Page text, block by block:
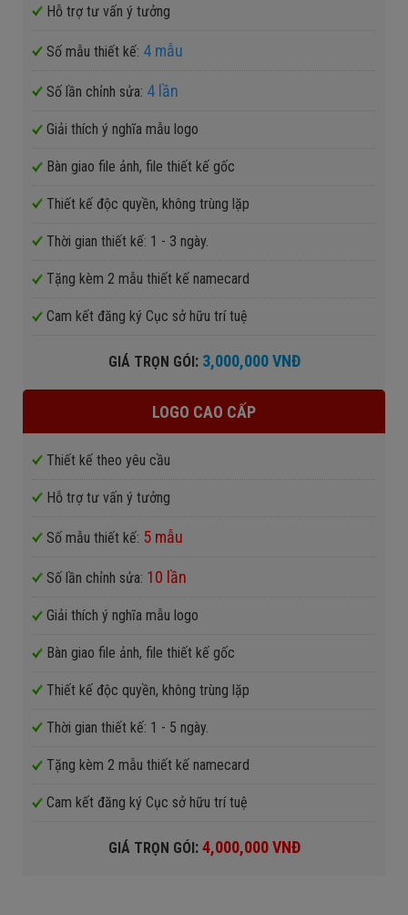
Hỗ trợ tư vấn ý tưởng
Số mẫu thiết kế: 4 mẫu
Số lần chỉnh sửa: 4 lần
Giải thích ý nghĩa mẫu logo
Bàn giao file ảnh, file thiết kế gốc
Thiết kế độc quyền, không trùng lặp
Thời gian thiết kế: 1 - 3 ngày.
Tặng kèm 2 mẫu thiết kế namecard
Cam kết đăng ký Cục sở hữu trí tuệ
GIÁ TRỌN GÓI : 3,000,000 VNĐ
LOGO CAO CẤP
Thiết kế theo yêu cầu
Hỗ trợ tư vấn ý tưởng
Số mẫu thiết kế: 5 mẫu
Số lần chỉnh sửa: 10 lần
Giải thích ý nghĩa mẫu logo
Bàn giao file ảnh, file thiết kế gốc
Thiết kế độc quyền, không trùng lặp
Thời gian thiết kế: 1 - 5 ngày.
Tặng kèm 2 mẫu thiết kế namecard
Cam kết đăng ký Cục sở hữu trí tuệ
GIÁ TRỌN GÓI :4,000,000 VNĐ